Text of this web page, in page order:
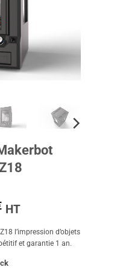
HT
l’impression d’objets
et garantie 1 an.